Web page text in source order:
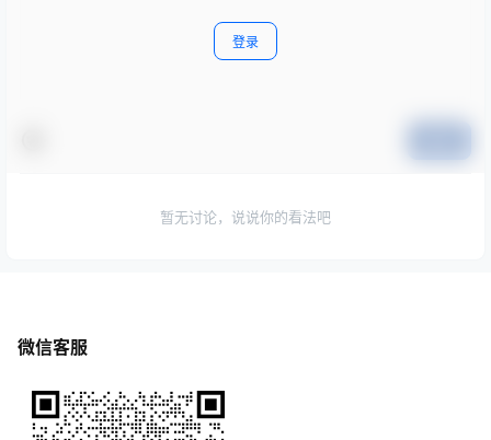
登录
暂无讨论，说说你的看法吧
微信客服